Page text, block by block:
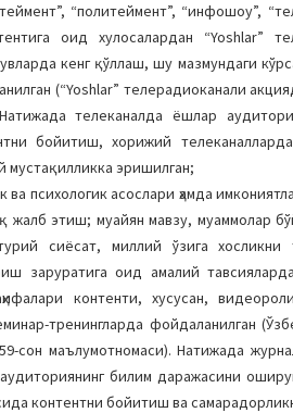
“политеймент”, “инфошоу”,
оид хулосалардан “Yoshlar”
кенг қўллаш, шу мазмундаги
(“Yoshlar” телерадиоканали
телеканалда ёшлар
бойитиш, хорижий
мустақилликка эришилган;
психологик асослари ҳамда
жалб этиш; муайян мавзу, муаммолар
сиёсат, миллий ўзига
заруратига оид амалий
контенти, хусусан,
тренингларда фойдаланилган
сон маълумотномаси). Натижада
билим даражасини
контентни бойитиш ва